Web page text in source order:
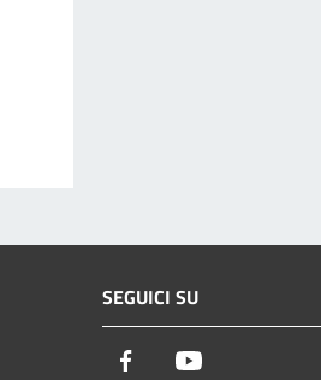
SEGUICI SU
Facebook